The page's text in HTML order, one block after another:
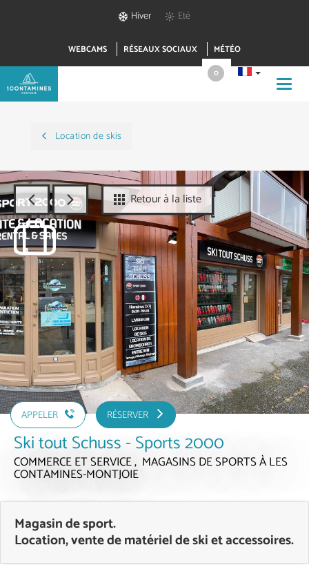
Hiver Eté
WEBCAMS RÉSEAUX SOCIAUX MÉTÉO
0
Location de skis
Retour à la liste
APPELER RÉSERVER
Ski tout Schuss - Sports 2000
COMMERCE ET SERVICE , MAGASINS DE SPORTSÀ LES
CONTAMINES-MONTJOIE
Magasin de sport.
Location, vente de matériel de ski et accessoires.